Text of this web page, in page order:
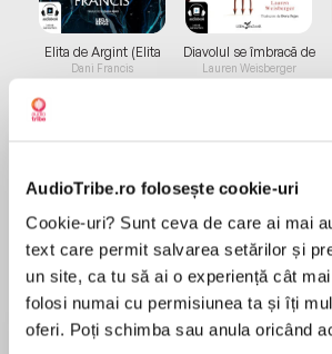
AudioTribe.ro folosește cookie-uri
Cookie-uri? Sunt ceva de care ai mai
text care permit salvarea setărilor și
un site, ca tu să ai o experiență cât
folosi numai cu permisiunea ta și îți
oferi. Poți schimba sau anula oricând
Elita de Argint (Elita
de...
Dani Francis
Diavolul se îmbracă de
la...
Lauren Weisberger
Desprecarte
Once again, author Tilly
mantle of the late, great Sidney
again, she succeeds
the inimitable Sheldon style and
extensive, never before